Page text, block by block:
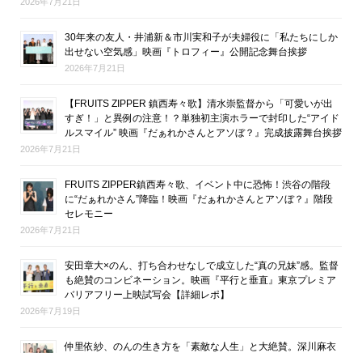
30年来の友人・井浦新＆市川実和子が夫婦役に「私たちにしか
出せない空気感」映画『トロフィー』公開記念舞台挨拶
2026年7月21日
【FRUITS ZIPPER 鎮西寿々歌】清水崇監督から「可愛いが出
すぎ！」と異例の注意！？単独初主演ホラーで封印した“アイド
ルスマイル” 映画『だぁれかさんとアソぼ？』完成披露舞台挨拶
2026年7月21日
FRUITS ZIPPER鎮西寿々歌、イベント中に恐怖！渋谷の階段
に“だぁれかさん”降臨！映画『だぁれかさんとアソぼ？』階段
セレモニー
2026年7月21日
安田章大×のん、打ち合わせなしで成立した“真の兄妹”感。監督
も絶賛のコンビネーション。映画『平行と垂直』東京プレミア
バリアフリー上映試写会【詳細レポ】
2026年7月19日
仲里依紗、のんの生き方を「素敵な人生」と大絶賛。深川麻衣